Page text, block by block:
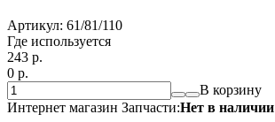
Артикул: 61/81/110
Где используется
243 p.
0 p.
В корзину
Интернет магазин Запчасти:Нет в наличии